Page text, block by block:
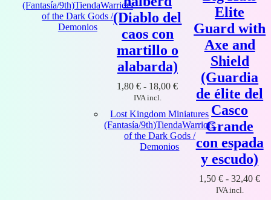
1,50 €
hasta
32,40 €
(Fantasía/9th)TiendaWarriors
of the Dark Gods /
Demonios
(Diablo del
caos con
martillo o
alabarda)
1,80€ - 18,00€Rango
desde
1,80 €
hasta
18,00 €
IVA incl.
Lost Kingdom Miniatures
(Fantasía/9th)TiendaWarriors
of the Dark Gods /
Demonios
Elite
Guard with
Axe and
Shield
(Guardia
de élite del
Casco
Grande
con espada
y escudo)
1,50€ - 32,40€
IVA incl.